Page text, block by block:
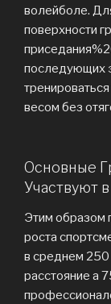
волейболе.
поверхности
последующих
весом без
Основные
Участвуют
Этим образом
роста
в среднем 250
расстояние а